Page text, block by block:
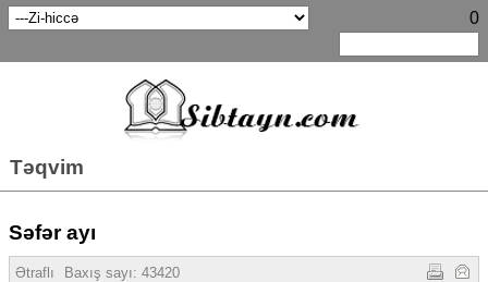
0
Təqvim
Səfər ayı
Ətraflı Baxış sayı: 43420